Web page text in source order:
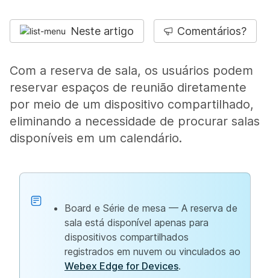
Neste artigo Comentários?
Com a reserva de sala, os usuários podem
reservar espaços de reunião diretamente
por meio de um dispositivo compartilhado,
eliminando a necessidade de procurar salas
disponíveis em um calendário.
Board e Série de mesa — A reserva de
sala está disponível apenas para
dispositivos compartilhados
registrados em nuvem ou vinculados ao
Webex Edge for Devices.